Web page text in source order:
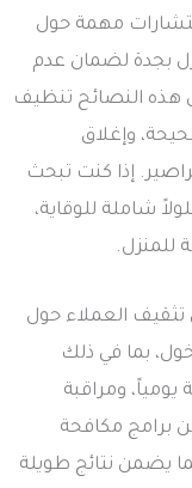
مهمة حول
بجدة لضمان عدم
هذه النصائح تنظيف
وإغلاق
إذا كنت تبحث
شاملة للوقاية،
للمنزل.
تثقيف العملاء حول
بما في ذلك
ومراقبة
برامج مكافحة
يضمن نتائج طويلة